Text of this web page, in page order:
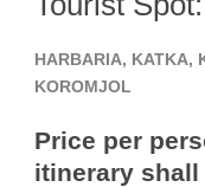
HARBARIA, KATKA,
KOROMJOL
Price per
itinerary